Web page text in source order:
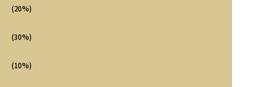
(20%)
(30%)
(10%)